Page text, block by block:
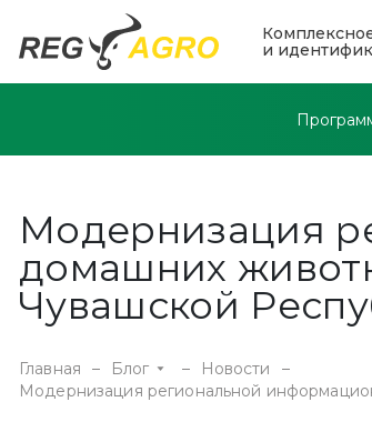
и
Модернизация
домашних
Чувашской
Главная Блог
Новости
Модернизация региональной